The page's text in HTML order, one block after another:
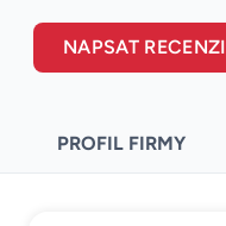
NAPSAT RECENZI
PROFIL FIRMY